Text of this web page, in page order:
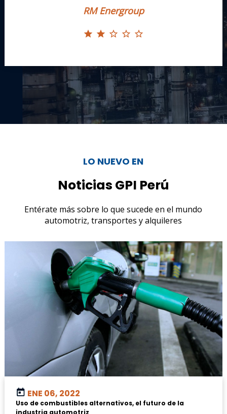
RM Energroup
LO NUEVO EN
Noticias GPI Perú
Entérate más sobre lo que sucede en el mundo
automotriz, transportes y alquileres
ENE 06, 2022
Uso de combustibles alternativos, el futuro de la
industria automotriz